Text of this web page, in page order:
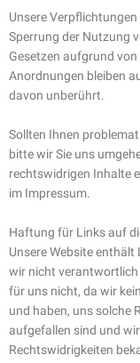
Unsere
Sperrung der Nutzung
Gesetzen aufgrund
Anordnungen bleiben
davon unberührt.
Sollten Ihnen
bitte wir Sie uns
rechtswidrigen Inhalte
im Impressum.
Haftung für Links auf
Unsere Website
wir nicht
für uns nicht, da wir
und haben, uns solche
aufgefallen sind und
Rechtswidrigkeiten